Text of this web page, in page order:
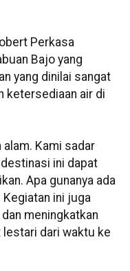
Perkasa
Bajo yang
yang dinilai sangat
ketersediaan air di
Kami sadar
ini dapat
Apa gunanya ada
ini juga
meningkatkan
dari waktu ke